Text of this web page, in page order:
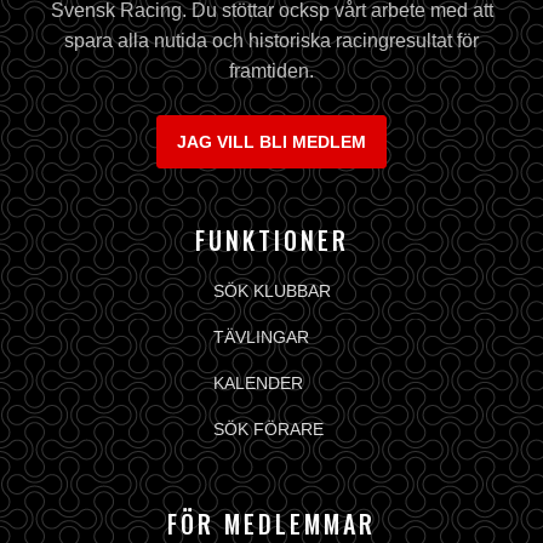
Svensk Racing. Du stöttar ocksp vårt arbete med att
spara alla nutida och historiska racingresultat för
framtiden.
JAG VILL BLI MEDLEM
FUNKTIONER
SÖK KLUBBAR
TÄVLINGAR
KALENDER
SÖK FÖRARE
FÖR MEDLEMMAR